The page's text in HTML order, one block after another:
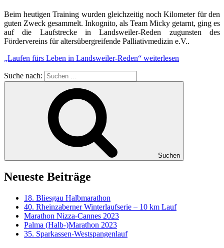
Beim heutigen Training wurden gleichzeitig noch Kilometer für den
guten Zweck gesammelt. Inkognito, als Team Micky getarnt, ging es
auf die Laufstrecke in Landsweiler-Reden zugunsten des
Fördervereins für altersübergreifende Palliativmedizin e.V..
„Laufen fürs Leben in Landsweiler-Reden“ weiterlesen
Suche nach:
Suchen
Neueste Beiträge
18. Bliesgau Halbmarathon
40. Rheinzaberner Winterlaufserie – 10 km Lauf
Marathon Nizza-Cannes 2023
Palma (Halb-)Marathon 2023
35. Sparkassen-Westspangenlauf